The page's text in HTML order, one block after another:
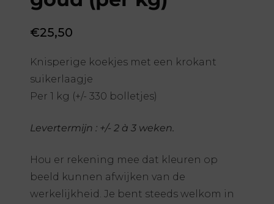
€25,50
Knisperige koekjes met een krokant
suikerlaagje
Per 1 kg (+/- 330 bolletjes)
Levertermijn : +/- 2 à 3 weken.
Hou er rekening mee dat kleuren op
beeld kunnen afwijken van de
werkelijkheid. Je bent steeds welkom in